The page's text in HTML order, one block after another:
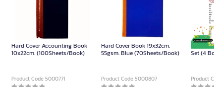
Hard Cover Accounting Book
10x22cm. (100Sheets/Book)
Product Code 5000771
Hard Cover Book 19x32cm.
55gsm. Blue (70Sheets/Book)
Product Code 5000807
ONE Cash
Set (4
Product